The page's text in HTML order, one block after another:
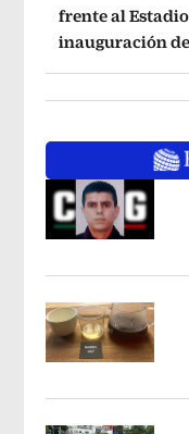
frente al
inauguración
Opens in new
Opens in new